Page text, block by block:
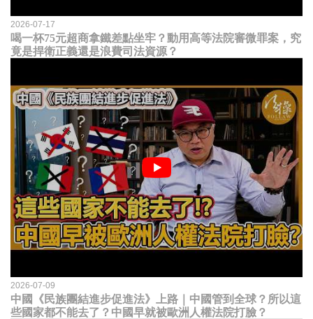
2026-07-17
喝一杯75元超商拿鐵差點坐牢？動用高等法院審微罪案，究
竟是捍衛正義還是浪費司法資源？
2026-07-09
中國《民族團結進步促進法》上路｜中國管到全球？所以這
些國家都不能去了？中國早就被歐洲人權法院打臉？